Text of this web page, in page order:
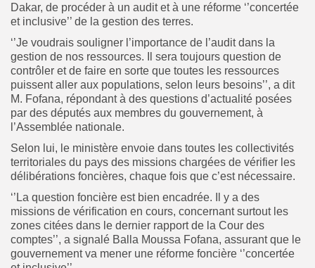
Dakar, de procéder à un audit et à une réforme ‘’concertée
et inclusive’’ de la gestion des terres.
‘’Je voudrais souligner l’importance de l’audit dans la
gestion de nos ressources. Il sera toujours question de
contrôler et de faire en sorte que toutes les ressources
puissent aller aux populations, selon leurs besoins’’, a dit
M. Fofana, répondant à des questions d’actualité posées
par des députés aux membres du gouvernement, à
l’Assemblée nationale.
Selon lui, le ministère envoie dans toutes les collectivités
territoriales du pays des missions chargées de vérifier les
délibérations foncières, chaque fois que c’est nécessaire.
‘’La question foncière est bien encadrée. Il y a des
missions de vérification en cours, concernant surtout les
zones citées dans le dernier rapport de la Cour des
comptes’’, a signalé Balla Moussa Fofana, assurant que le
gouvernement va mener une réforme foncière ‘’concertée